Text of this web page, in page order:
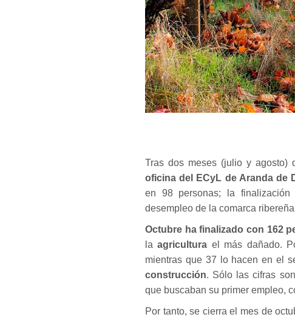
Tras dos meses (julio y agosto)
oficina del ECyL de Aranda de
en 98 personas; la
desempleo de la comarca
Octubre ha finalizado con 162
la agricultura el más dañado.
mientras que 37 lo hacen en el
construcción. Sólo las cifras
que buscaban su primer empleo,
Por tanto, se cierra el mes de